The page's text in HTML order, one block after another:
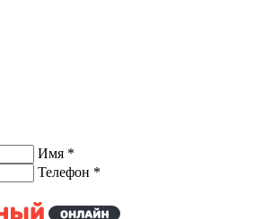
Имя *
Телефон *